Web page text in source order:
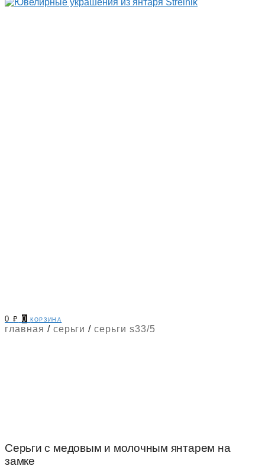
0₽ 0 корзина
главная / серьги /серьги s33/5
Серьги с медовым и молочным янтарем на
замке